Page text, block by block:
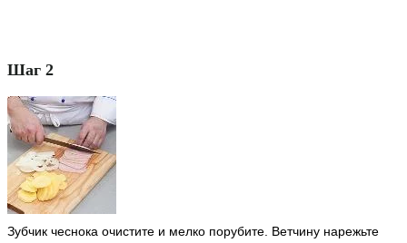
Шаг 2
Зубчик чеснока очистите и мелко порубите. Ветчину нарежьте